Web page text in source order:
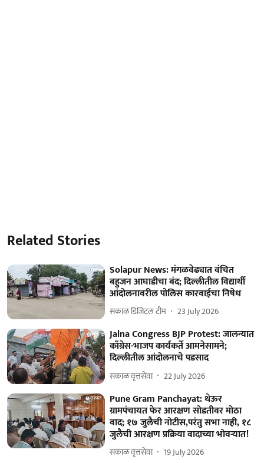
Related Stories
Solapur News: मंगळवेढ्यात वंचित
बहुजन आघाडीचा बंद; दिल्लीतील विद्यार्थी
आंदोलनावरील पोलिस कारवाईचा निषेध
सकाळ डिजिटल टीम 23 July 2026
Jalna Congress BJP Protest: जालन्यात
काँग्रेस-भाजप कार्यकर्ते आमनेसामने;
दिल्लीतील आंदोलनाचे पडसाद
सकाळ वृत्तसेवा 22 July 2026
Pune Gram Panchayat: थेऊर
ग्रामपंचायत फेर आरक्षण सोडतीवर मोठा
वाद; १७ जुलैची नोटीस,परंतु सभा नाही, १८
जुलैची आरक्षण प्रक्रिया वादाच्या भोवऱ्यात!
सकाळ वृत्तसेवा 19 July 2026